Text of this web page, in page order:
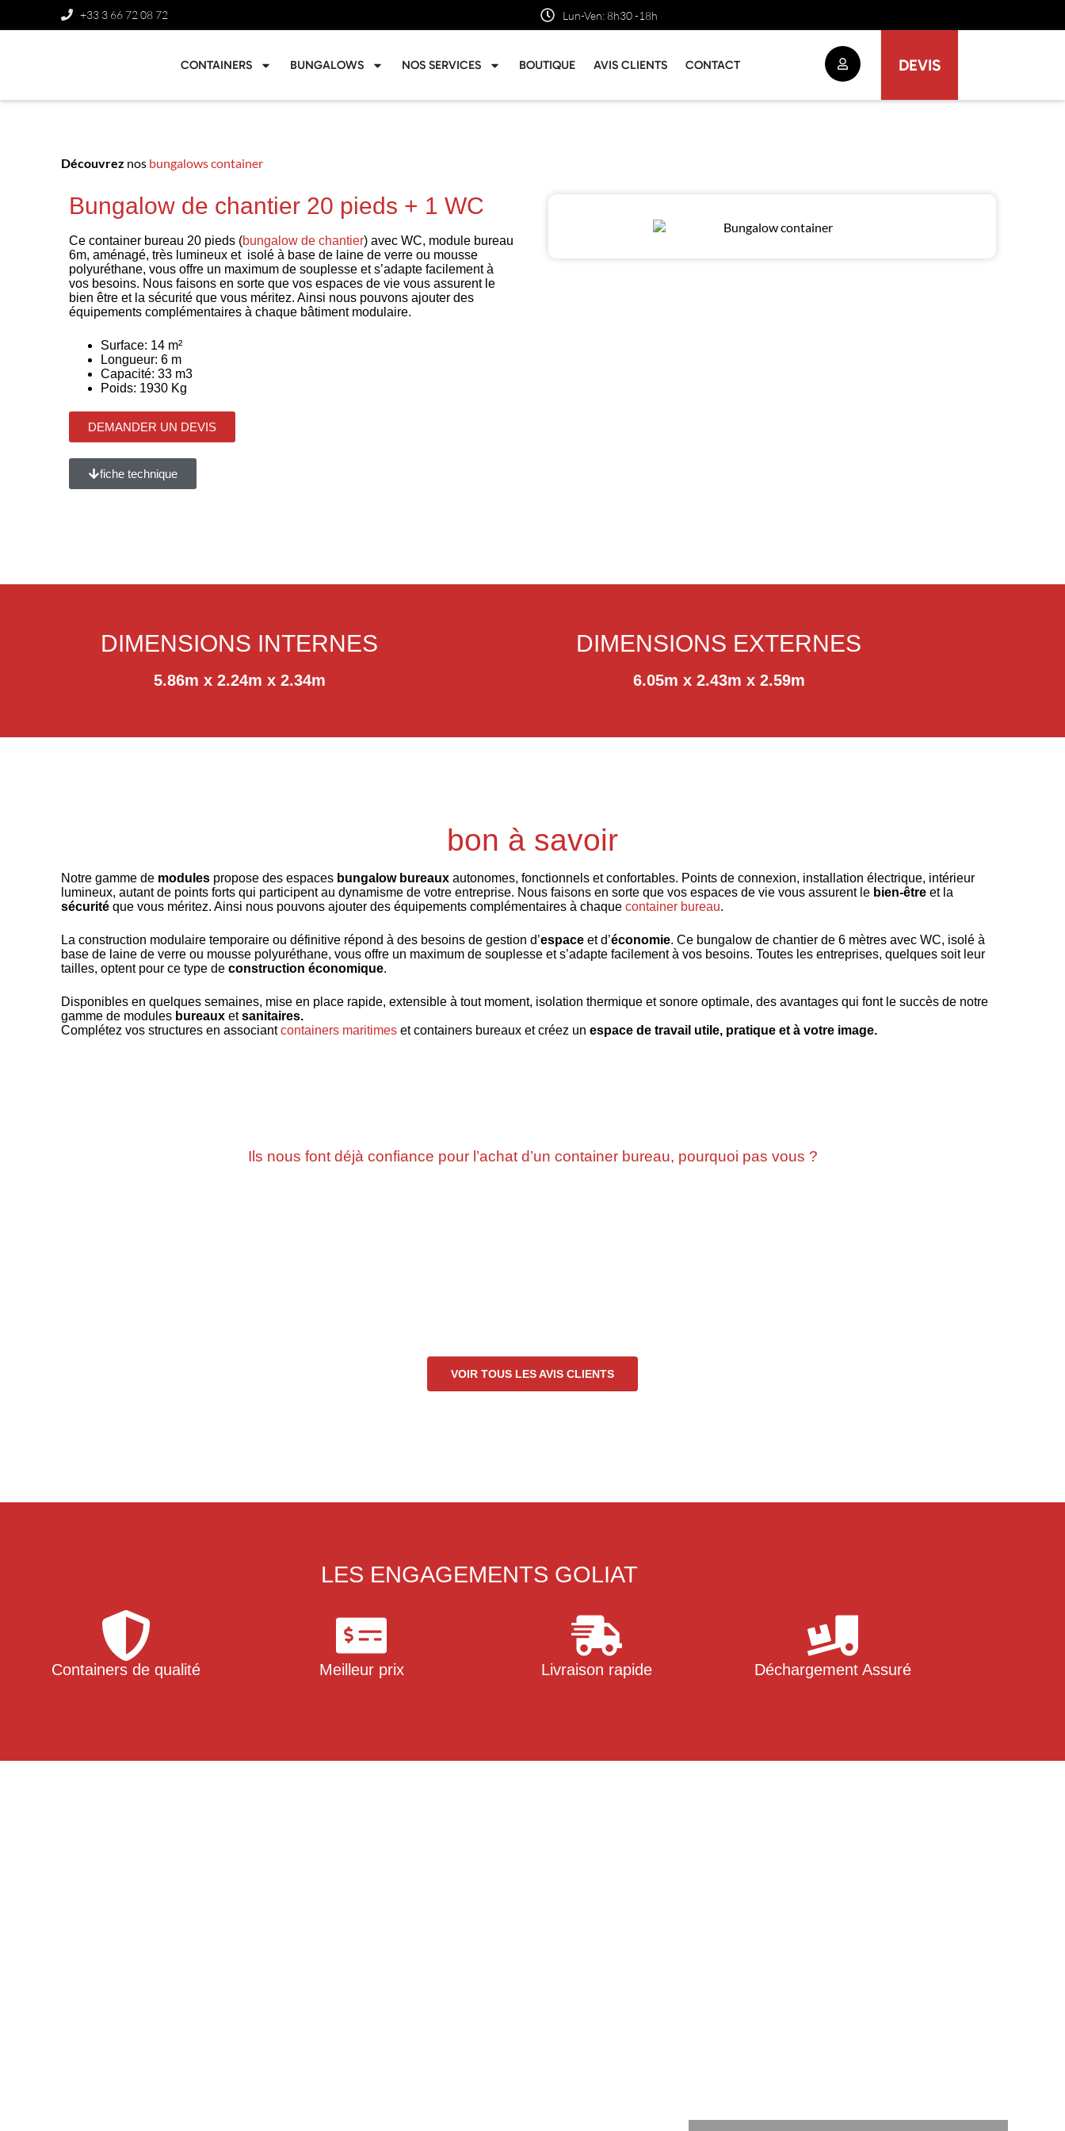
+33 3 66 72 08 72 Lun-Ven: 8h30 -18h
CONTAINERS BUNGALOWS NOS SERVICES BOUTIQUE AVIS CLIENTS CONTACT DEVIS
Découvrez nos bungalows container
Bungalow de chantier 20 pieds + 1 WC
Ce container bureau 20 pieds (bungalow de chantier) avec WC, module bureau
6m, aménagé, très lumineux et isolé à base de laine de verre ou mousse
polyuréthane, vous offre un maximum de souplesse et s’adapte facilement à
vos besoins. Nous faisons en sorte que vos espaces de vie vous assurent le
bien être et la sécurité que vous méritez. Ainsi nous pouvons ajouter des
équipements complémentaires à chaque bâtiment modulaire.
Surface: 14 m²
Longueur: 6 m
Capacité: 33 m3
Poids: 1930 Kg
DEMANDER UN DEVIS
fiche technique
DIMENSIONS INTERNES
5.86m x 2.24m x 2.34m
DIMENSIONS EXTERNES
6.05m x 2.43m x 2.59m
bon à savoir
Notre gamme de modules propose des espaces bungalow bureaux autonomes, fonctionnels et confortables. Points de connexion, installation électrique, intérieur
lumineux, autant de points forts qui participent au dynamisme de votre entreprise. Nous faisons en sorte que vos espaces de vie vous assurent le bien-être et la
sécurité que vous méritez. Ainsi nous pouvons ajouter des équipements complémentaires à chaquecontainer bureau.
La construction modulaire temporaire ou définitive répond à des besoins de gestion d’espace et d’économie. Ce bungalow de chantier de 6 mètres avec WC, isolé à
base de laine de verre ou mousse polyuréthane, vous offre un maximum de souplesse et s’adapte facilement à vos besoins. Toutes les entreprises, quelques soit leur
tailles, optent pour ce type deconstruction économique.
Disponibles en quelques semaines, mise en place rapide, extensible à tout moment, isolation thermique et sonore optimale, des avantages qui font le succès de notre
gamme de modules bureaux etsanitaires.
Complétez vos structures en associantcontainers maritimes et containers bureaux et créez unespace de travail utile, pratique et à votre image.
Ils nous font déjà confiance pour l’achat d’un container bureau, pourquoi pas vous ?
VOIR TOUS LES AVIS CLIENTS
LES ENGAGEMENTS GOLIAT
Containers de qualité Meilleur prix Livraison rapide Déchargement Assuré